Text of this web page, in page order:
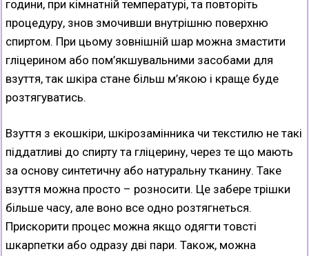
години, при кімнатній температурі, та повторіть
процедуру, знов змочивши внутрішню поверхню
спиртом. При цьому зовнішній шар можна змастити
гліцерином або пом’якшувальними засобами для
взуття, так шкіра стане більш м’якою і краще буде
розтягуватись.
Взуття з екошкіри, шкірозамінника чи текстилю не такі
піддатливі до спирту та гліцерину, через те що мають
за основу синтетичну або натуральну тканину. Таке
взуття можна просто – розносити. Це забере трішки
більше часу, але воно все одно розтягнеться.
Прискорити процес можна якщо одягти товсті
шкарпетки або одразу дві пари. Також, можна